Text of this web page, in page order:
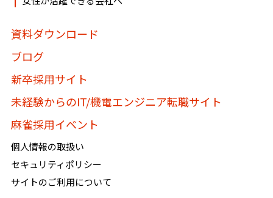
資料ダウンロード
ブログ
新卒採用サイト
未経験からのIT/機電エンジニア転職サイト
麻雀採用イベント
個人情報の取扱い
セキュリティポリシー
サイトのご利用について